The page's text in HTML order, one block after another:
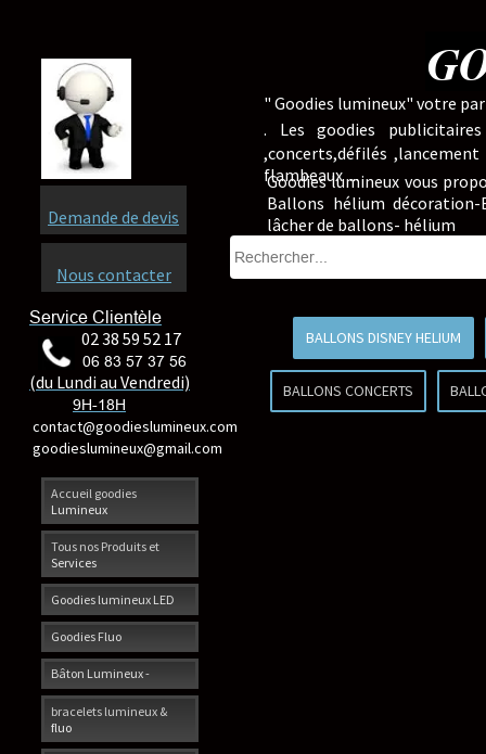
Accueil goodies
Lumineux
Tous nos Produits et
Services
Goodies lumineux LED
Goodies Fluo
Bâton Lumineux -
bracelets lumineux &
fluo
Service Clientèle
02 38 59 52 17
06 83 57 37 56
(du Lundi au Vendredi)
9H-18H
contact@goodieslumineux.com
goodieslumineux@gmail.com
Demande de devis
Nous contacter
" Goodies lumineux" votre
. Les goodies
,concerts,défilés
flambeaux ...
Goodies lumineux vous
Ballons hélium
lâcher de ballons- hélium
BALLONS DISNEY HELIUM
BALLONS CONCERTS